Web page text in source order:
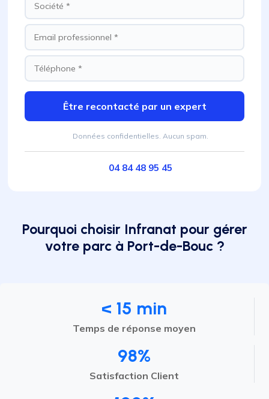
Être recontacté par un expert
Données confidentielles. Aucun spam.
04 84 48 95 45
Pourquoi choisir Infranat pour gérer
votre parc à Port-de-Bouc ?
< 15 min
Temps de réponse moyen
98%
Satisfaction Client